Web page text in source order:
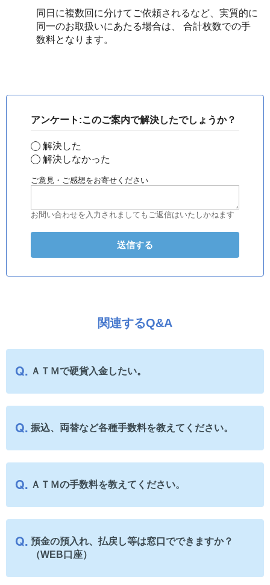
同日に複数回に分けてご依頼されるなど、実質的に
同一のお取扱いにあたる場合は、 合計枚数での手
数料となります。
アンケート:このご案内で解決したでしょうか？
解決した
解決しなかった
ご意見・ご感想をお寄せください
お問い合わせを入力されましてもご返信はいたしかねます
関連するQ&A
ＡＴＭで硬貨入金したい。
振込、両替など各種手数料を教えてください。
ＡＴＭの手数料を教えてください。
預金の預入れ、払戻し等は窓口でできますか？
（WEB口座）